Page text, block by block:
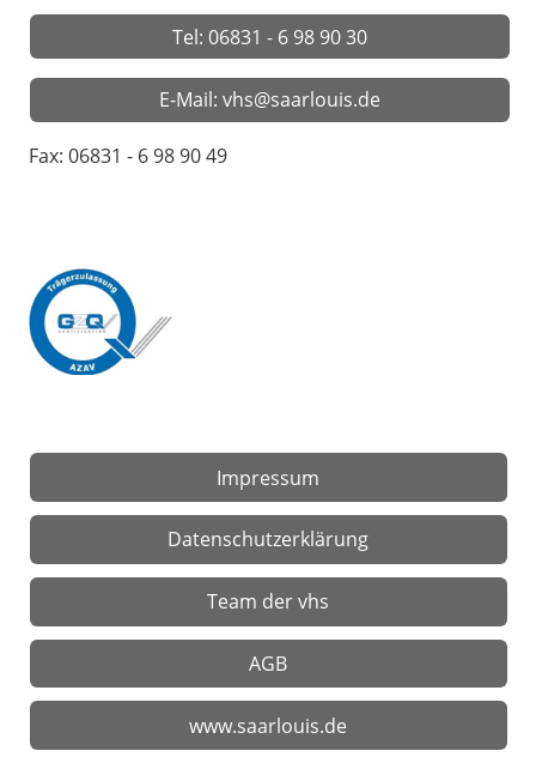
Tel: 06831 - 6 98 90 30
E-Mail: vhs@saarlouis.de
Fax: 06831 - 6 98 90 49
Impressum
Datenschutzerklärung
Team der vhs
AGB
www.saarlouis.de